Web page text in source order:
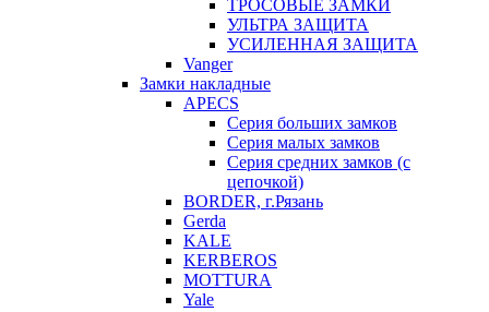
ТРОСОВЫЕ ЗАМКИ
УЛЬТРА ЗАЩИТА
УСИЛЕННАЯ ЗАЩИТА
Vanger
Замки накладные
APECS
Серия больших замков
Серия малых замков
Серия средних замков (с
цепочкой)
BORDER, г.Рязань
Gerda
KALE
KERBEROS
MOTTURA
Yale